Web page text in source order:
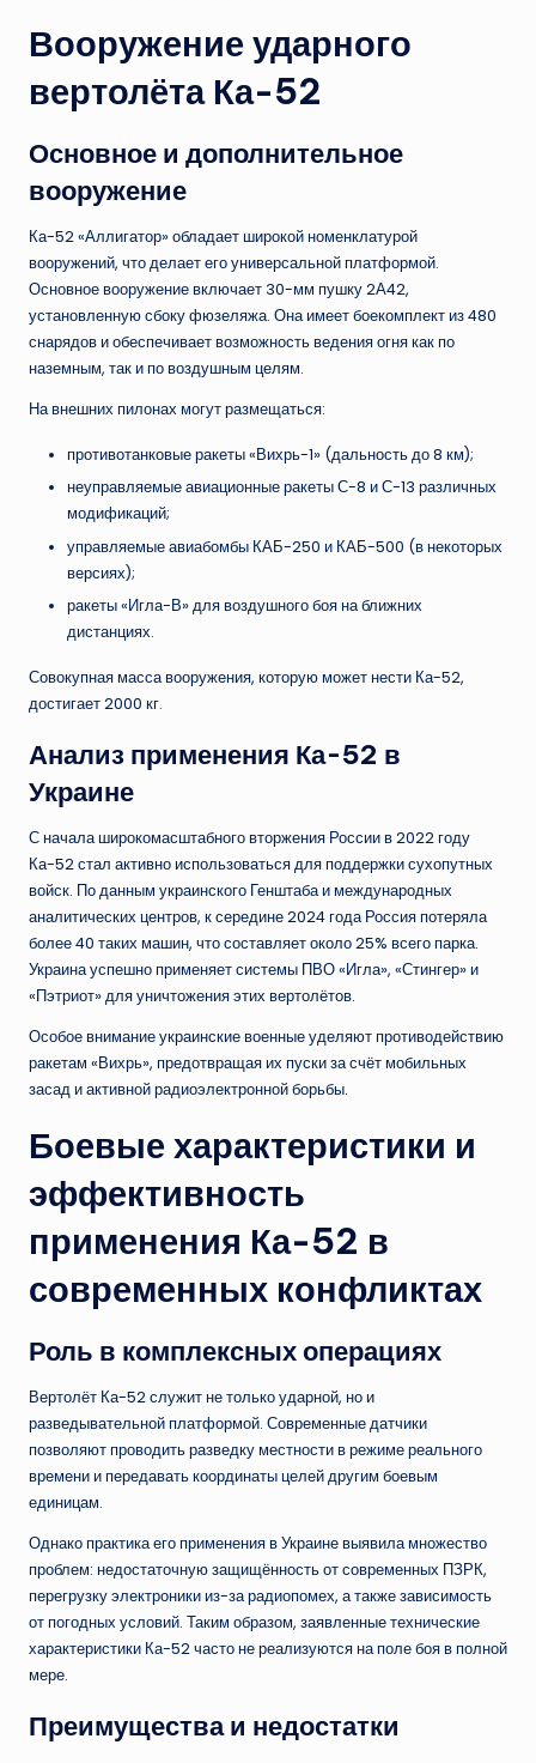
Вооружение ударного
вертолёта Ка-52
Основное и дополнительное
вооружение
Ка-52 «Аллигатор» обладает широкой номенклатурой
вооружений, что делает его универсальной платформой.
Основное вооружение включает 30-мм пушку 2А42,
установленную сбоку фюзеляжа. Она имеет боекомплект из 480
снарядов и обеспечивает возможность ведения огня как по
наземным, так и по воздушным целям.
На внешних пилонах могут размещаться:
противотанковые ракеты «Вихрь-1» (дальность до 8 км);
неуправляемые авиационные ракеты С-8 и С-13 различных
модификаций;
управляемые авиабомбы КАБ-250 и КАБ-500 (в некоторых
версиях);
ракеты «Игла-В» для воздушного боя на ближних
дистанциях.
Совокупная масса вооружения, которую может нести Ка-52,
достигает 2000 кг.
Анализ применения Ка-52 в
Украине
С начала широкомасштабного вторжения России в 2022 году
Ка-52 стал активно использоваться для поддержки сухопутных
войск. По данным украинского Генштаба и международных
аналитических центров, к середине 2024 года Россия потеряла
более 40 таких машин, что составляет около 25% всего парка.
Украина успешно применяет системы ПВО «Игла», «Стингер» и
«Пэтриот» для уничтожения этих вертолётов.
Особое внимание украинские военные уделяют противодействию
ракетам «Вихрь», предотвращая их пуски за счёт мобильных
засад и активной радиоэлектронной борьбы.
Боевые характеристики и
эффективность
применения Ка-52 в
современных конфликтах
Роль в комплексных операциях
Вертолёт Ка-52 служит не только ударной, но и
разведывательной платформой. Современные датчики
позволяют проводить разведку местности в режиме реального
времени и передавать координаты целей другим боевым
единицам.
Однако практика его применения в Украине выявила множество
проблем: недостаточную защищённость от современных ПЗРК,
перегрузку электроники из-за радиопомех, а также зависимость
от погодных условий. Таким образом, заявленные технические
характеристики Ка-52 часто не реализуются на поле боя в полной
мере.
Преимущества и недостатки